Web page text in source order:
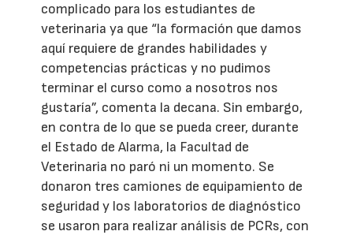
complicado para los estudiantes de
veterinaria ya que “la formación que damos
aquí requiere de grandes habilidades y
competencias prácticas y no pudimos
terminar el curso como a nosotros nos
gustaría”, comenta la decana. Sin embargo,
en contra de lo que se pueda creer, durante
el Estado de Alarma, la Facultad de
Veterinaria no paró ni un momento. Se
donaron tres camiones de equipamiento de
seguridad y los laboratorios de diagnóstico
se usaron para realizar análisis de PCRs, con